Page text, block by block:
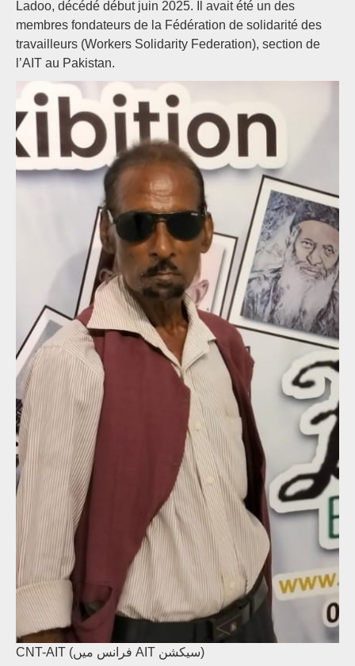
Ladoo, décédé début juin 2025. Il avait été un des
membres fondateurs de la Fédération de solidarité des
travailleurs (Workers Solidarity Federation), section de
l’AIT au Pakistan.
CNT-AIT (فرانس میں AIT سیکشن)